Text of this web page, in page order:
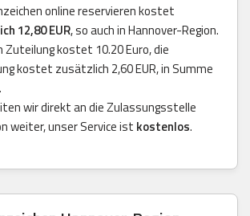
online reservieren kostet
12,80 EUR, so auch in Hannover-Region.
Zuteilung kostet 10.20 Euro, die
kostet zusätzlich 2,60 EUR, in Summe
.
wir direkt an die Zulassungsstelle
weiter, unser Service ist kostenlos.